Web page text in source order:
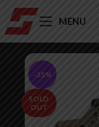
MENU
-25%
SOLD
OUT